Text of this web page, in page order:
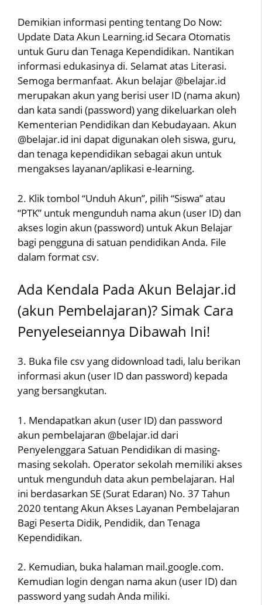
Demikian informasi penting tentang Do Now:
Update Data Akun Learning.id Secara Otomatis
untuk Guru dan Tenaga Kependidikan. Nantikan
informasi edukasinya di. Selamat atas Literasi.
Semoga bermanfaat. Akun belajar @belajar.id
merupakan akun yang berisi user ID (nama akun)
dan kata sandi (password) yang dikeluarkan oleh
Kementerian Pendidikan dan Kebudayaan. Akun
@belajar.id ini dapat digunakan oleh siswa, guru,
dan tenaga kependidikan sebagai akun untuk
mengakses layanan/aplikasi e-learning.
2. Klik tombol “Unduh Akun”, pilih “Siswa” atau
“PTK” untuk mengunduh nama akun (user ID) dan
akses login akun (password) untuk Akun Belajar
bagi pengguna di satuan pendidikan Anda. File
dalam format csv.
Ada Kendala Pada Akun Belajar.id
(akun Pembelajaran)? Simak Cara
Penyeleseiannya Dibawah Ini!
3. Buka file csv yang didownload tadi, lalu berikan
informasi akun (user ID dan password) kepada
yang bersangkutan.
1. Mendapatkan akun (user ID) dan password
akun pembelajaran @belajar.id dari
Penyelenggara Satuan Pendidikan di masing-
masing sekolah. Operator sekolah memiliki akses
untuk mengunduh data akun pembelajaran. Hal
ini berdasarkan SE (Surat Edaran) No. 37 Tahun
2020 tentang Akun Akses Layanan Pembelajaran
Bagi Peserta Didik, Pendidik, dan Tenaga
Kependidikan.
2. Kemudian, buka halaman mail.google.com.
Kemudian login dengan nama akun (user ID) dan
password yang sudah Anda miliki.